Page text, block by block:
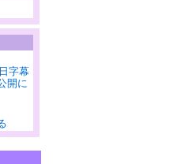
字幕
開に